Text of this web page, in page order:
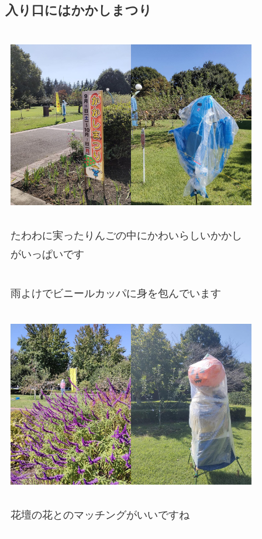
入り口にはかかしまつり
たわわに実ったりんごの中にかわいらしいかかし
がいっぱいです
雨よけでビニールカッパに身を包んでいます
花壇の花とのマッチングがいいですね